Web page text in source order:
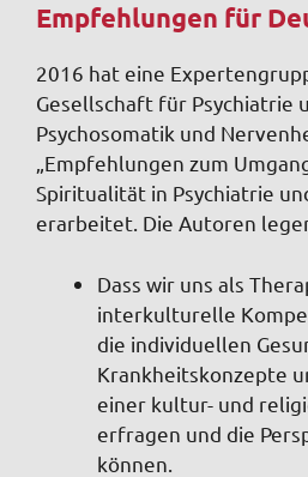
Empfehlungen für
2016 hateine
Gesellschaft für Psychiatrie
Psychosomatik und
„Empfehlungen zum
Spiritualität in Psychiatrie
erarbeitet. Die Autoren
Dass wir uns als
interkulturelle
die individuellen
Krankheitskonzepte
einer kultur- und
erfragen und die
können.